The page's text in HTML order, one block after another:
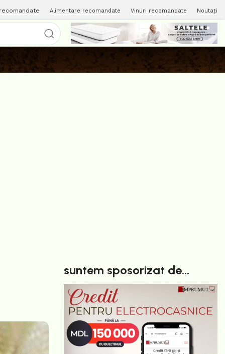
Alimentare recomandate Vinuri recomandate Noutați
suntem sposorizat de...